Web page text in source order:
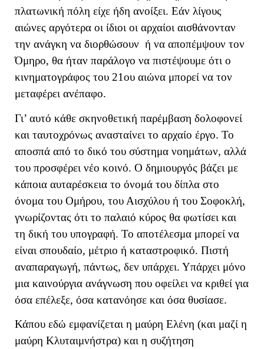
πλατωνική πόλη είχε ήδη ανοίξει. Εάν λίγους
αιώνες αργότερα οι ίδιοι οι αρχαίοι αισθάνονταν
την ανάγκη να διορθώσουν ή να αποπέμψουν τον
Όμηρο, θα ήταν παράλογο να πιστέψουμε ότι ο
κινηματογράφος του 21ου αιώνα μπορεί να τον
μεταφέρει ανέπαφο.
Γι’ αυτό κάθε σκηνοθετική παρέμβαση δολοφονεί
και ταυτοχρόνως ανασταίνει το αρχαίο έργο. Το
αποσπά από το δικό του σύστημα νοημάτων, αλλά
του προσφέρει νέο κοινό. Ο δημιουργός βάζει με
κάποια αυταρέσκεια το όνομά του δίπλα στο
όνομα του Ομήρου, του Αισχύλου ή του Σοφοκλή,
γνωρίζοντας ότι το παλαιό κύρος θα φωτίσει και
τη δική του υπογραφή. Το αποτέλεσμα μπορεί να
είναι σπουδαίο, μέτριο ή καταστροφικό. Πιστή
αναπαραγωγή, πάντως, δεν υπάρχει. Υπάρχει μόνο
μια καινούργια ανάγνωση που οφείλει να κριθεί για
όσα επέλεξε, όσα κατανόησε και όσα θυσίασε.
Κάπου εδώ εμφανίζεται η μαύρη Ελένη (και μαζί η
μαύρη Κλυταιμνήστρα) και η συζήτηση